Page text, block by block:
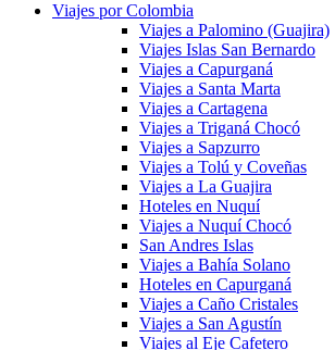
Viajes por Colombia
Viajes a Palomino (Guajira)
Viajes Islas San Bernardo
Viajes a Capurganá
Viajes a Santa Marta
Viajes a Cartagena
Viajes a Triganá Chocó
Viajes a Sapzurro
Viajes a Tolú y Coveñas
Viajes a La Guajira
Hoteles en Nuquí
Viajes a Nuquí Chocó
San Andres Islas
Viajes a Bahía Solano
Hoteles en Capurganá
Viajes a Caño Cristales
Viajes a San Agustín
Viajes al Eje Cafetero